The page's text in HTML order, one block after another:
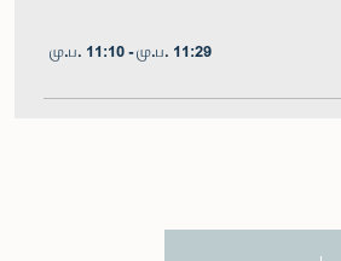
மு.ப. 11:10 - மு.ப. 11:29